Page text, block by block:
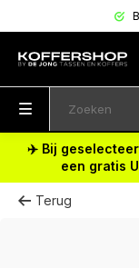
✈️ Bij
een gratis
Terug